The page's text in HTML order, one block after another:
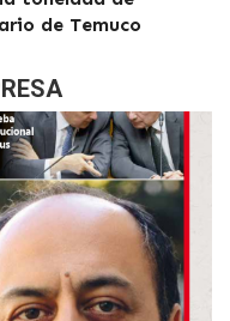
de Temuco